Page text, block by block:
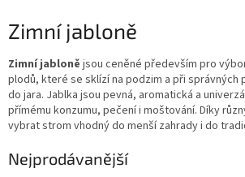
Zimní jabloně
Zimní jabloně jsou ceněné především pro
plodů, které se sklízí na podzim a při správných
do jara. Jablka jsou pevná, aromatická a
přímému konzumu, pečení i moštování. Díky
vybrat strom vhodný do menší zahrady i do
Nejprodávanější